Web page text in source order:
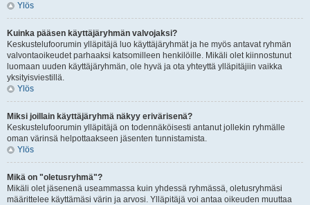
Ylös
Kuinka pääsen käyttäjäryhmän valvojaksi?
Keskustelufoorumin ylläpitäjä luo käyttäjäryhmät ja he myös antavat ryhmän
valvontaoikeudet parhaaksi katsomilleen henkilöille. Mikäli olet kiinnostunut
luomaan uuden käyttäjäryhmän, ole hyvä ja ota yhteyttä ylläpitäjiin vaikka
yksityisviestillä.
Ylös
Miksi joillain käyttäjäryhmä näkyy erivärisenä?
Keskustelufoorumin ylläpitäjä on todennäköisesti antanut jollekin ryhmälle
oman värinsä helpottaakseen jäsenten tunnistamista.
Ylös
Mikä on "oletusryhmä"?
Mikäli olet jäsenenä useammassa kuin yhdessä ryhmässä, oletusryhmäsi
määrittelee käyttämäsi värin ja arvosi. Ylläpitäjä voi antaa oikeuden muuttaa